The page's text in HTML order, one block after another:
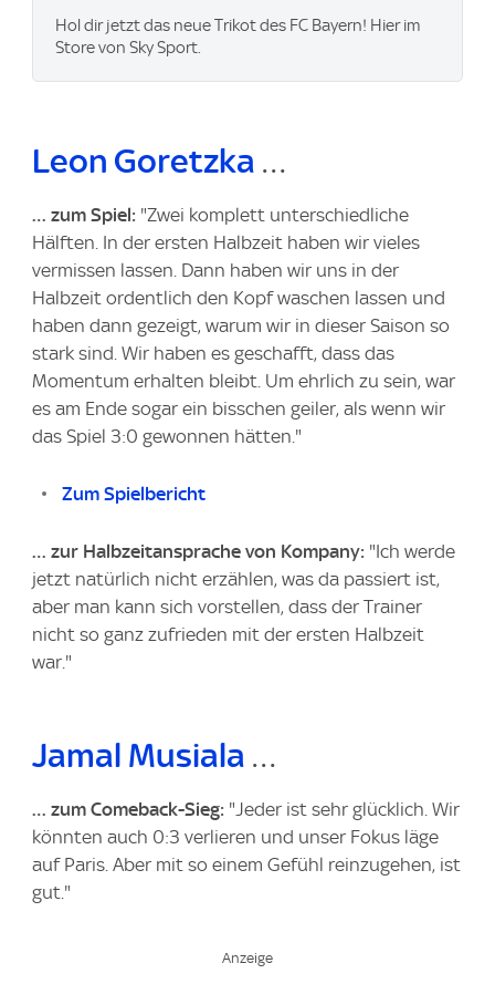
Hol dir jetzt das neue Trikot des FC Bayern! Hier im
Store von Sky Sport.
Leon Goretzka …
… zum Spiel: "Zwei komplett unterschiedliche
Hälften. In der ersten Halbzeit haben wir vieles
vermissen lassen. Dann haben wir uns in der
Halbzeit ordentlich den Kopf waschen lassen und
haben dann gezeigt, warum wir in dieser Saison so
stark sind. Wir haben es geschafft, dass das
Momentum erhalten bleibt. Um ehrlich zu sein, war
es am Ende sogar ein bisschen geiler, als wenn wir
das Spiel 3:0 gewonnen hätten."
Zum Spielbericht
… zur Halbzeitansprache von Kompany: "Ich werde
jetzt natürlich nicht erzählen, was da passiert ist,
aber man kann sich vorstellen, dass der Trainer
nicht so ganz zufrieden mit der ersten Halbzeit
war."
Jamal Musiala …
… zum Comeback-Sieg: "Jeder ist sehr glücklich. Wir
könnten auch 0:3 verlieren und unser Fokus läge
auf Paris. Aber mit so einem Gefühl reinzugehen, ist
gut."